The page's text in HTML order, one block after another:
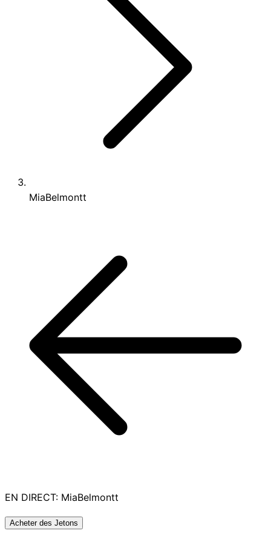
MiaBelmontt
EN DIRECT: MiaBelmontt
Acheter des Jetons